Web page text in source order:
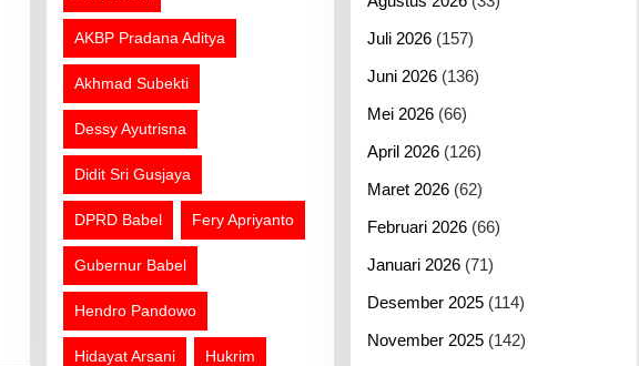
AKBP Pradana Aditya
Akhmad Subekti
Dessy Ayutrisna
Didit Sri Gusjaya
DPRD Babel Fery Apriyanto
Gubernur Babel
Hendro Pandowo
Hidayat Arsani Hukrim
Juli 2026(157)
Juni 2026(136)
Mei 2026(66)
April 2026(126)
Maret 2026(62)
Februari 2026(66)
Januari 2026(71)
Desember 2025(114)
November 2025(142)